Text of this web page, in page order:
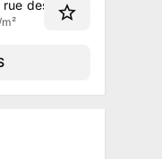
rue des Pins à Banyuls-